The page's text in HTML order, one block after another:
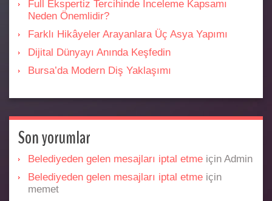
Full Ekspertiz Tercihinde İnceleme Kapsamı
Neden Önemlidir?
Farklı Hikâyeler Arayanlara Üç Asya Yapımı
Dijital Dünyayı Anında Keşfedin
Bursa’da Modern Diş Yaklaşımı
Son yorumlar
Belediyeden gelen mesajları iptal etme için Admin
Belediyeden gelen mesajları iptal etme için
memet